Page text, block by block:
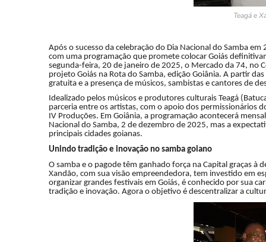
Teagá e
Após o sucesso da celebração do Dia Nacional do Samba
com uma programação que promete colocar Goiás
segunda-feira, 20 de janeiro de 2025, o Mercado da 74, no
projeto Goiás na Rota do Samba, edição Goiânia. A partir
gratuita e a presença de músicos, sambistas e cantores de
Idealizado pelos músicos e produtores culturais Teagá
parceria entre os artistas, com o apoio dos permissionários
IV Produções. Em Goiânia, a programação acontecerá
Nacional do Samba, 2 de dezembro de 2025, mas a
principais cidades goianas.
Unindo tradição e inovação no samba goiano
O samba e o pagode têm ganhado força na Capital graças à
Xandão, com sua visão empreendedora, tem investido em
organizar grandes festivais em Goiás, é conhecido por sua
tradição e inovação. Agora o objetivo é descentralizar a